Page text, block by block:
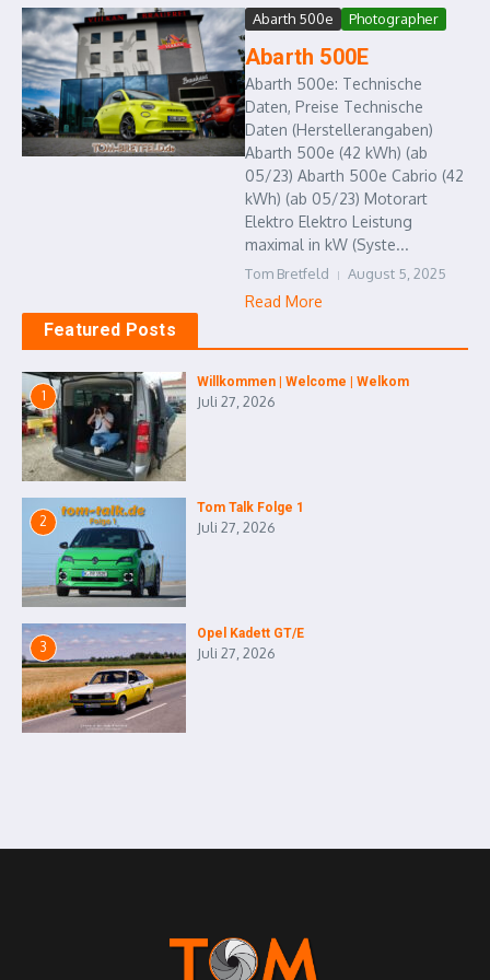
Abarth 500e Photographer
Abarth 500E
Abarth 500e: Technische
Daten, Preise Technische
Daten (Herstellerangaben)
Abarth 500e (42 kWh) (ab
05/23) Abarth 500e Cabrio (42
kWh) (ab 05/23) Motorart
Elektro Elektro Leistung
maximal in kW (Syste...
Tom Bretfeld August 5, 2025
Read More
Featured Posts
1
Willkommen | Welcome | Welkom
Juli 27, 2026
2
Tom Talk Folge 1
Juli 27, 2026
3
Opel Kadett GT/E
Juli 27, 2026